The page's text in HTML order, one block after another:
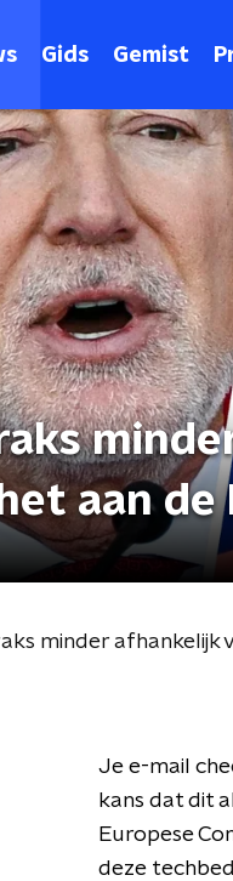
Gids Gemist
aan de
minder afhankelijk
Je e-mail
kans dat dit
Europese
deze